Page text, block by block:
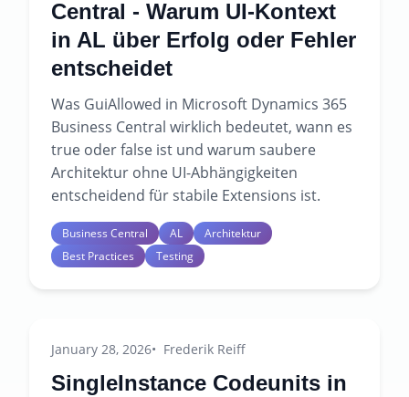
Central - Warum UI-Kontext
in AL über Erfolg oder Fehler
entscheidet
Was GuiAllowed in Microsoft Dynamics 365
Business Central wirklich bedeutet, wann es
true oder false ist und warum saubere
Architektur ohne UI-Abhängigkeiten
entscheidend für stabile Extensions ist.
Business Central AL
Architektur
Best Practices
Testing
January 28, 2026 Frederik Reiff
SingleInstance Codeunits in